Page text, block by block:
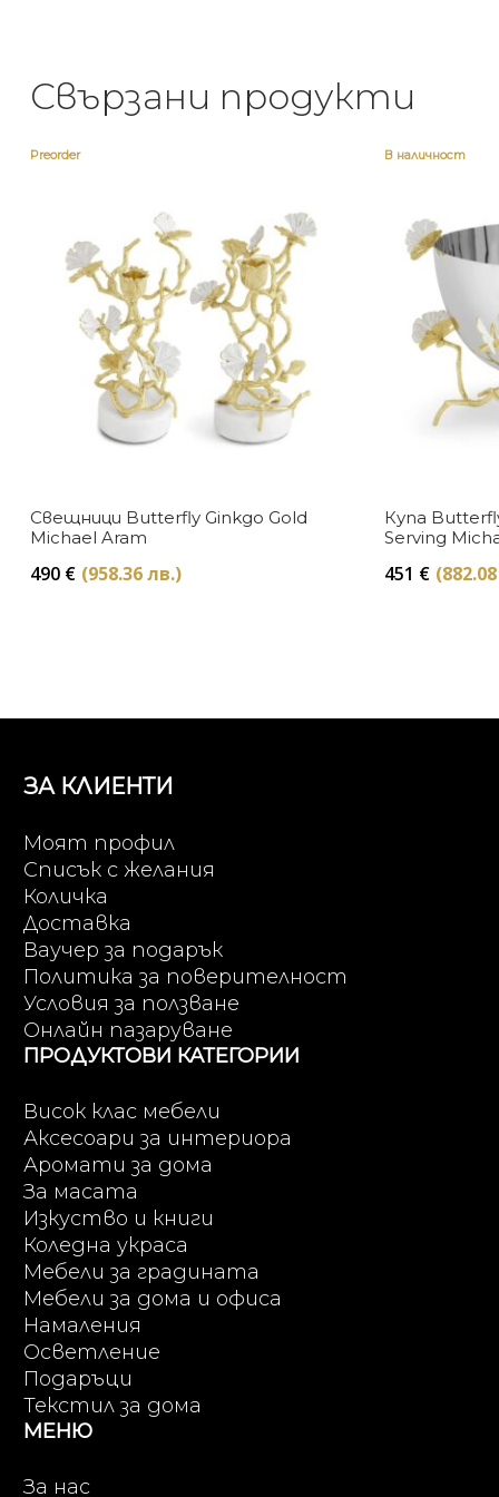
Свързани продукти
Preorder
Свещници Butterfly Ginkgo Gold
Michael Aram
490 € (958.36 лв.)
В наличност
Купа
Serving
451 €
ЗА КЛИЕНТИ
Моят профил
Списък с желания
Количка
Доставка
Ваучер за подарък
Политика за поверителност
Условия за ползване
Онлайн пазаруване
ПРОДУКТОВИ КАТЕГОРИИ
Висок клас мебели
Аксесоари за интериора
Аромати за дома
За масата
Изкуство и книги
Коледна украса
Мебели за градината
Мебели за дома и офиса
Намаления
Осветление
Подаръци
Текстил за дома
МЕНЮ
За нас